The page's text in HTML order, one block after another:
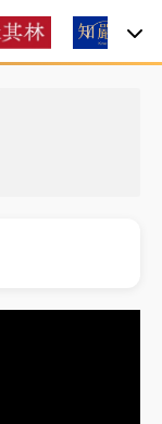
向法院聲請遭
約開賣一度塞車